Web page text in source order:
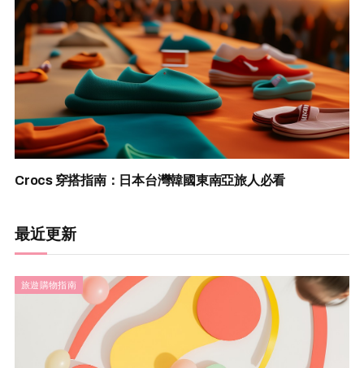
Crocs 穿搭指南：日本台灣韓國東南亞旅人必看
最近更新
旅遊購物指南